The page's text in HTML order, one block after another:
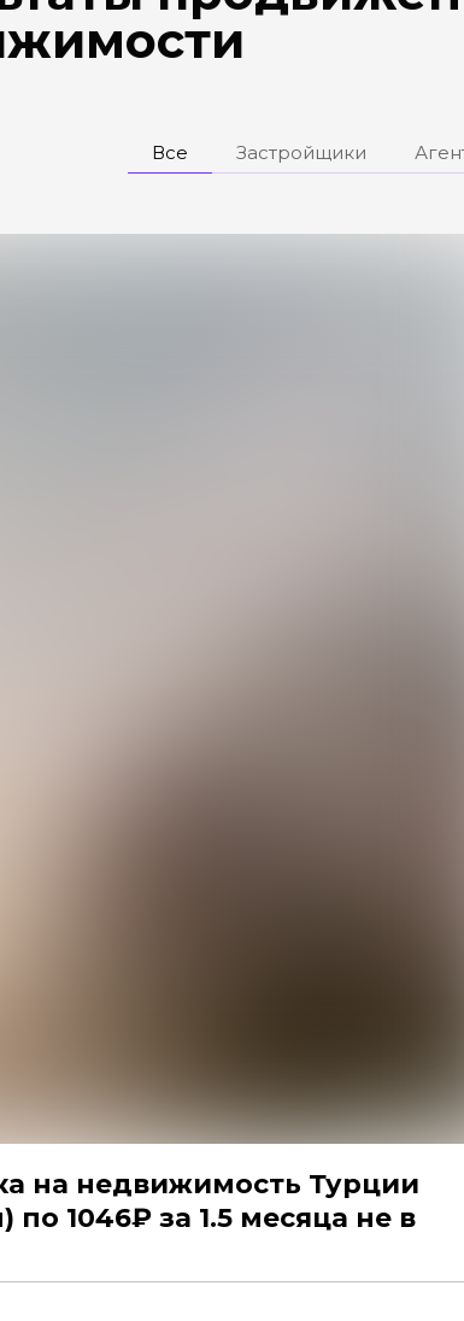
Все Застройщики
на недвижимость Турции
по 1046₽ за 1.5 месяца не в